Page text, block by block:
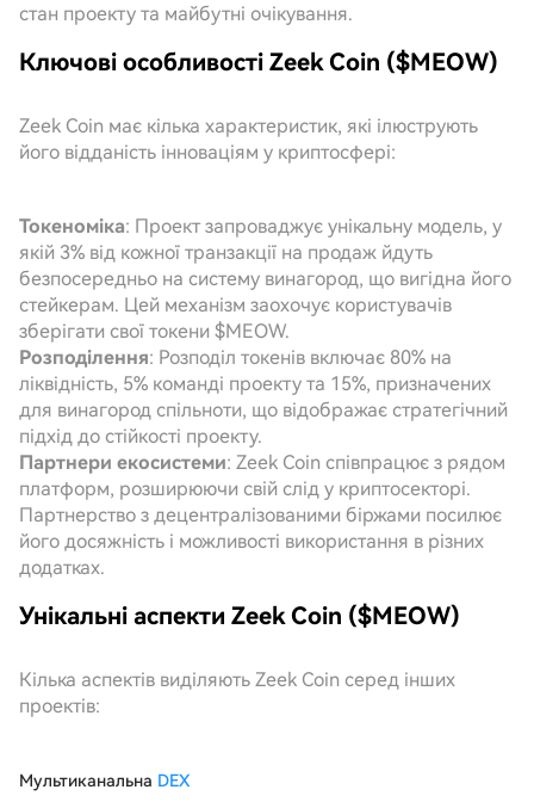
стан проекту та майбутні очікування.
Ключові особливості Zeek Coin ($MEOW)
Zeek Coin має кілька характеристик, які ілюструють
його відданість інноваціям у криптосфері:
Токеноміка: Проект запроваджує унікальну модель, у
якій 3% від кожної транзакції на продаж йдуть
безпосередньо на систему винагород, що вигідна його
стейкерам. Цей механізм заохочує користувачів
зберігати свої токени $MEOW.
Розподілення: Розподіл токенів включає 80% на
ліквідність, 5% команді проекту та 15%, призначених
для винагород спільноти, що відображає стратегічний
підхід до стійкості проекту.
Партнери екосистеми: Zeek Coin співпрацює з рядом
платформ, розширюючи свій слід у криптосекторі.
Партнерство з децентралізованими біржами посилює
його досяжність і можливості використання в різних
додатках.
Унікальні аспекти Zeek Coin ($MEOW)
Кілька аспектів виділяють Zeek Coin серед інших
проектів:
Мультиканальна DEX